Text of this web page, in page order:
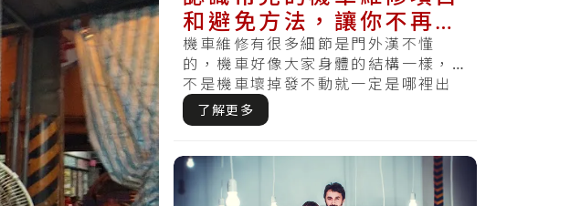
和避免方法，讓你不再騎
到一半問題！
機車維修有很多細節是門外漢不懂
的，機車好像大家身體的結構一樣，
不是機車壞掉發不動就一定是哪裡出
問題，有時候不單單只是壞掉一個組
件，反而需.....
了解更多